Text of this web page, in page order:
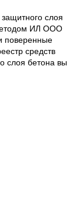
слоя
ИЛ ООО
поверенные
средств
слоя бетона вы